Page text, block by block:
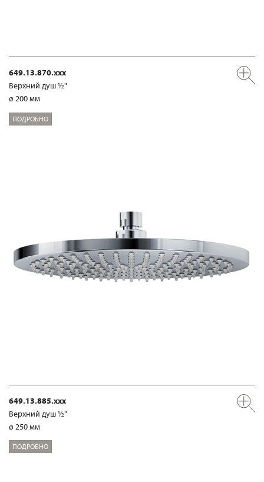
649.13.870.xxx
Верхний душ ½"
ø 200 мм
ПОДРОБНО
649.13.885.xxx
Верхний душ ½"
ø 250 мм
ПОДРОБНО